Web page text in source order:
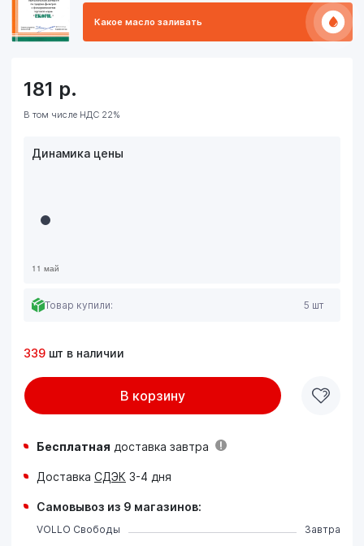
Какое масло заливать
181 р.
В том числе НДС 22%
Динамика цены
Товар купили: 5 шт
339 шт в наличии
В корзину
Бесплатная доставка завтра
Доставка СДЭК 3-4 дня
Самовывоз из 9 магазинов:
VOLLO Свободы
Завтра